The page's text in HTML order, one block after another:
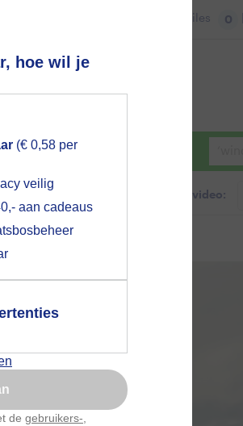
hoe wil je
(€ 0,58 per
veilig
aan cadeaus
de gebruikers-
Files 0
Zoeken in foto & video:
voor
op hebt
een pop-up uit
toestemming
popup
later